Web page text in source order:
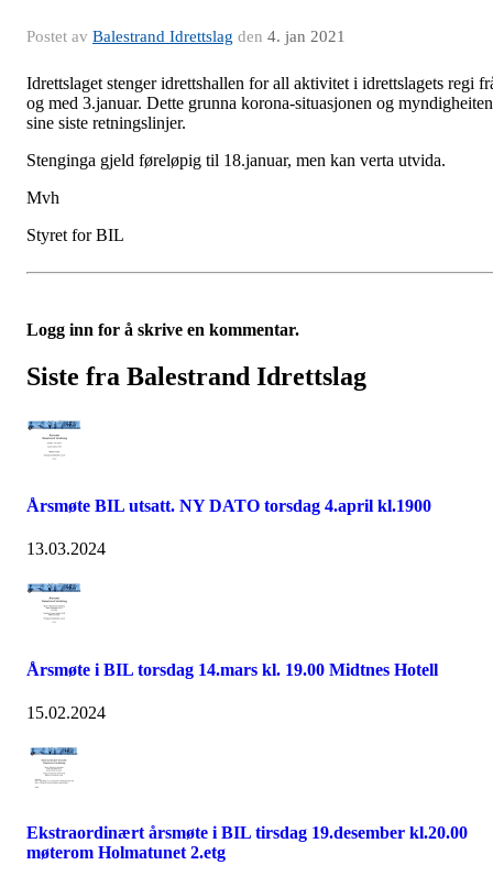
Postet av Balestrand Idrettslag den 4. jan 2021
Idrettslaget stenger idrettshallen for all aktivitet i idrettslagets regi
og med 3.januar. Dette grunna korona-situasjonen og
sine siste retningslinjer.
Stenginga gjeld føreløpig til 18.januar, men kan verta utvida.
Mvh
Styret for BIL
Logg inn for å skrive en kommentar.
Siste fra Balestrand Idrettslag
Årsmøte BIL utsatt. NY DATO torsdag 4.april kl.1900
13.03.2024
Årsmøte i BIL torsdag 14.mars kl. 19.00 Midtnes Hotell
15.02.2024
Ekstraordinært årsmøte i BIL tirsdag 19.desember kl.20.00
møterom Holmatunet 2.etg